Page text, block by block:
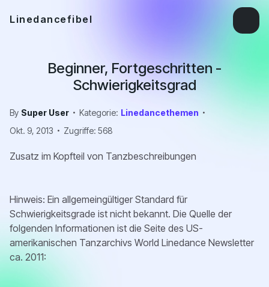
Linedancefibel
Beginner, Fortgeschritten -
Schwierigkeitsgrad
By Super User Kategorie: Linedancethemen
Okt. 9, 2013
Zugriffe: 568
Zusatz im Kopfteil von Tanzbeschreibungen
Hinweis: Ein allgemeingültiger Standard für
Schwierigkeitsgrade ist nicht bekannt. Die Quelle der
folgenden Informationen ist die Seite des US-
amerikanischen Tanzarchivs World Linedance Newsletter
ca. 2011: